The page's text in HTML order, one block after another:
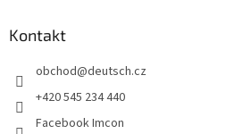
Kontakt
obchod@deutsch.cz
+420 545 234 440
Facebook Imcon